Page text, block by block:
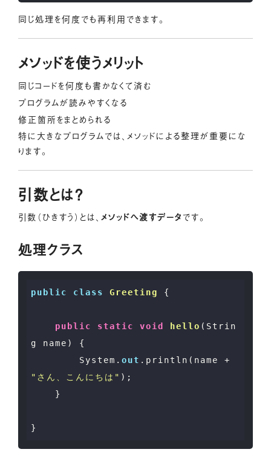
同じ処理を何度でも再利用できます。
メソッドを使うメリット
同じコードを何度も書かなくて済む
プログラムが読みやすくなる
修正箇所をまとめられる
特に大きなプログラムでは、メソッドによる整理が重要にな
ります。
引数とは？
引数（ひきすう）とは、 メソッドへ渡すデータです。
処理クラス
public class Greeting {
public static void hello ( Strin
g name )
{
        System.
out
"さん、こんにちは" );